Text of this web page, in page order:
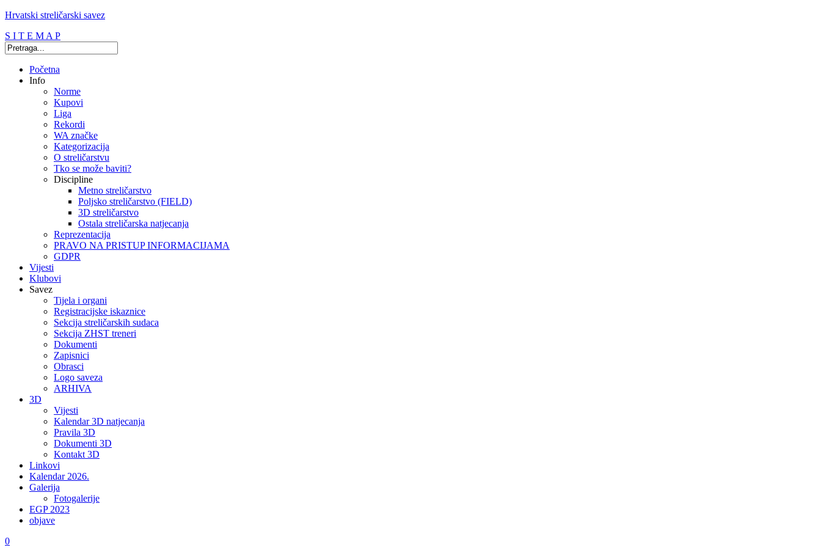
Hrvatski streličarski savez
S I T E M A P
Početna
Info
Norme
Kupovi
Liga
Rekordi
WA značke
Kategorizacija
O streličarstvu
Tko se može baviti?
Discipline
Metno streličarstvo
Poljsko streličarstvo (FIELD)
3D streličarstvo
Ostala streličarska natjecanja
Reprezentacija
PRAVO NA PRISTUP INFORMACIJAMA
GDPR
Vijesti
Klubovi
Savez
Tijela i organi
Registracijske iskaznice
Sekcija streličarskih sudaca
Sekcija ZHST treneri
Dokumenti
Zapisnici
Obrasci
Logo saveza
ARHIVA
3D
Vijesti
Kalendar 3D natjecanja
Pravila 3D
Dokumenti 3D
Kontakt 3D
Linkovi
Kalendar 2026.
Galerija
Fotogalerije
EGP 2023
objave
0